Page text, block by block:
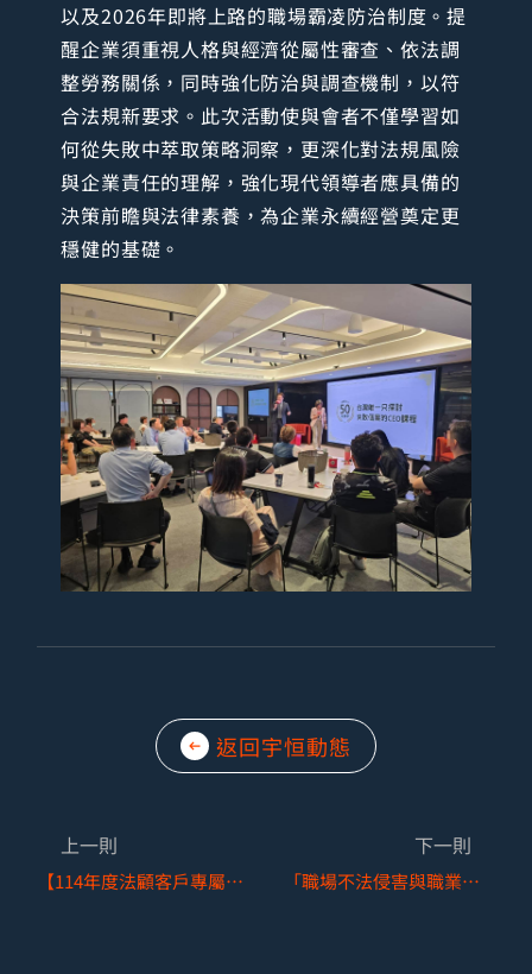
以及2026年即將上路的職場霸凌防治制度。提
醒企業須重視人格與經濟從屬性審查、依法調
整勞務關係，同時強化防治與調查機制，以符
合法規新要求。此次活動使與會者不僅學習如
何從失敗中萃取策略洞察，更深化對法規風險
與企業責任的理解，強化現代領導者應具備的
決策前瞻與法律素養，為企業永續經營奠定更
穩健的基礎。
返回宇恒動態
上一則
【114年度法顧客戶專屬勞動法令講座】
下一則
「職場不法侵害與職業傷病因果判斷」課程紀實